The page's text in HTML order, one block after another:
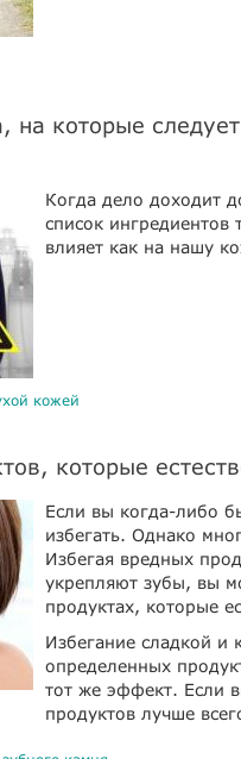
на которые
Когда дело доходит
список
влияет как на нашу
кожей
которые
Если вы когда-либо
избегать. Однако
Избегая вредных
укрепляют зубы, вы
продуктах, которые
Избегание сладкой и
определенных
тот же эффект. Если
продуктов лучше